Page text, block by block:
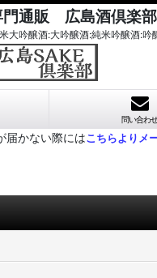
門通販 広島酒倶楽
大吟醸酒:大吟醸酒:純米吟醸酒:
問い合わせ
届かない際にはこちらよりメ